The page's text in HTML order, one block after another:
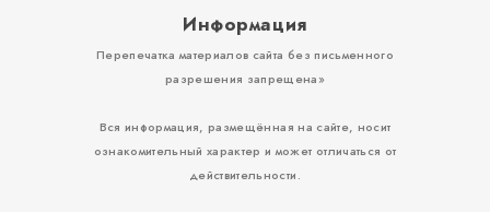
Информация
Перепечатка материалов сайта без письменного
разрешения запрещена»
Вся информация, размещённая на сайте, носит
ознакомительный характер и может отличаться от
действительности.